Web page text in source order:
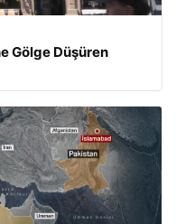
Gölge Düşüren